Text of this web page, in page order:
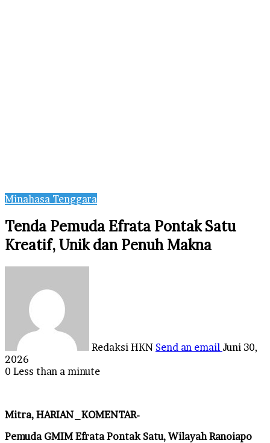
Minahasa Tenggara
Tenda Pemuda Efrata Pontak Satu
Kreatif, Unik dan Penuh Makna
Redaksi HKN Send an email Juni 30,
2026
0 Less than a minute
Mitra, HARIAN_KOMENTAR-
Pemuda GMIM Efrata Pontak Satu, Wilayah Ranoiapo